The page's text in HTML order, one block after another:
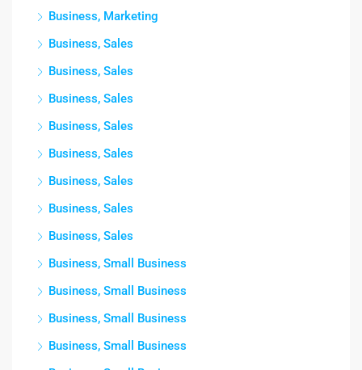
Business, Marketing
Business, Sales
Business, Sales
Business, Sales
Business, Sales
Business, Sales
Business, Sales
Business, Sales
Business, Sales
Business, Small Business
Business, Small Business
Business, Small Business
Business, Small Business